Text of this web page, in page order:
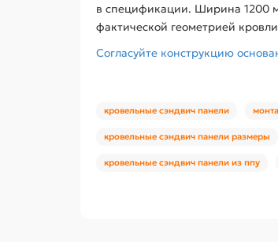
в спецификации. Ширина 1200
фактической геометрией
Согласуйте конструкцию
кровельные сэндвич панели
кровельные сэндвич панели размеры
кровельные сэндвич панели из ппу